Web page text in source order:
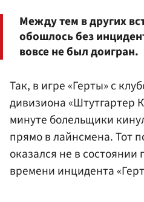
Между тем в других
обошлось без
вовсе не был доигран.
Так, в игре «Герты» с
дивизиона «Штутгартер
минуте болельщики
прямо в лайнсмена. Тот
оказался не в
времени инцидента